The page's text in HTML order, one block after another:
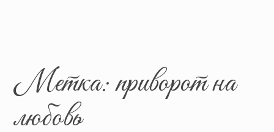
Метка:приворот на
любовь